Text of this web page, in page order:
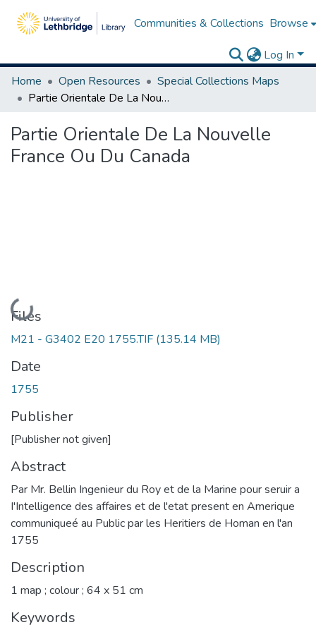
Communities & Collections Browse
Log In
Home
Open Resources
Special Collections Maps
Partie Orientale De La Nouvelle France Ou Du Canada
Partie Orientale De La Nouvelle
France Ou Du Canada
Loading...
Files
M21 - G3402 E20 1755.TIF (135.14 MB)
Date
1755
Publisher
[Publisher not given]
Abstract
Par Mr. Bellin Ingenieur du Roy et de la Marine pour seruir a
I'Intelligence des affaires et de l'etat present en Amerique
communiqueé au Public par les Heritiers de Homan en l'an
1755
Description
1 map ; colour ; 64 x 51 cm
Keywords